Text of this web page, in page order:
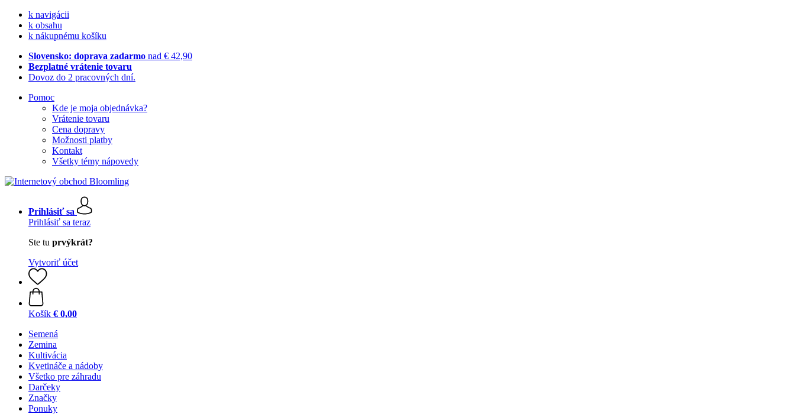
k navigácii
k obsahu
k nákupnému košíku
Slovensko: doprava zadarmo nad € 42,90
Bezplatné vrátenie tovaru
Dovoz do 2 pracovných dní.
Pomoc
Kde je moja objednávka?
Vrátenie tovaru
Cena dopravy
Možnosti platby
Kontakt
Všetky témy nápovedy
Prihlásiť sa
Prihlásiť sa teraz
Ste tu prvýkrát?
Vytvoriť účet
Košík € 0,00
Semená
Zemina
Kultivácia
Kvetináče a nádoby
Všetko pre záhradu
Darčeky
Značky
Ponuky